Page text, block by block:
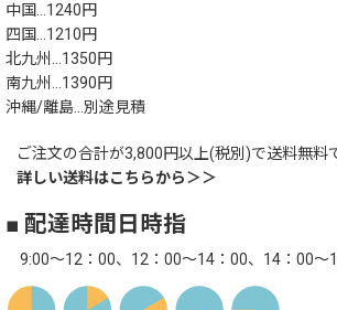
中国…1240円
四国…1210円
北九州…1350円
南九州…1390円
沖縄/離島…別途見積
ご注文の合計が3,800円以上(税別)で送料無料
詳しい送料はこちらから＞＞
■ 配達時間日時指
9:00～12：00、12：00～14：00、14：00